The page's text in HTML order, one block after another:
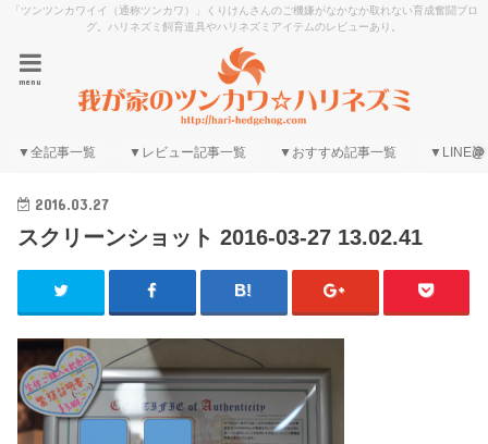
「ツンツンカワイイ（通称ツンカワ）」くりけんさんのご機嫌がなかなか取れない育成奮闘ブロ
グ。ハリネズミ飼育道具やハリネズミアイテムのレビューあり。
menu
▼全記事一覧 ▼レビュー記事一覧 ▼おすすめ記事一覧 ▼LINE@
2016.03.27
スクリーンショット 2016-03-27 13.02.41